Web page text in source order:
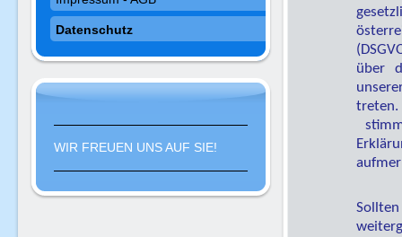
über
treten.
Datenschutz
WIR FREUEN UNS AUF SIE!